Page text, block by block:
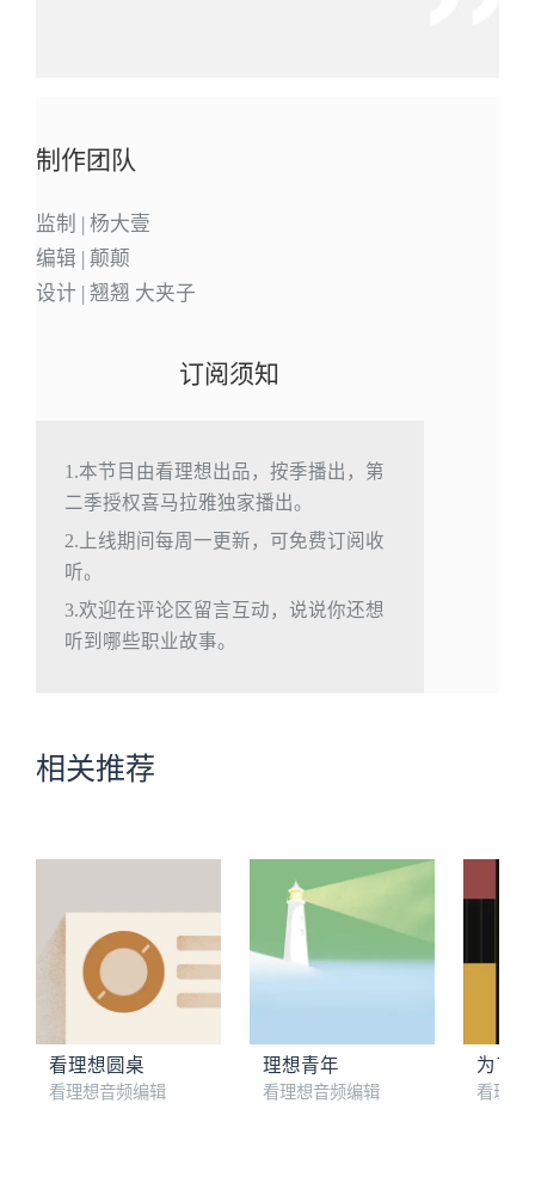
制作团队
监制 | 杨大壹
编辑 | 颠颠
设计 | 翘翘 大夹子
订阅须知
1.本节目由看理想出品，按季播出，第
二季授权喜马拉雅独家播出。
2.上线期间每周一更新，可免费订阅收
听。
3.欢迎在评论区留言互动，说说你还想
听到哪些职业故事。
相关推荐
看理想圆桌
看理想音频编辑
理想青年
看理想音频编辑
为了
看理想